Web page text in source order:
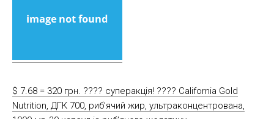
$ 7.68 = 320 грн. ???? cуперакція! ???? California Gold
Nutrition, ДГК 700, риб’ячий жир, ультраконцентрована,